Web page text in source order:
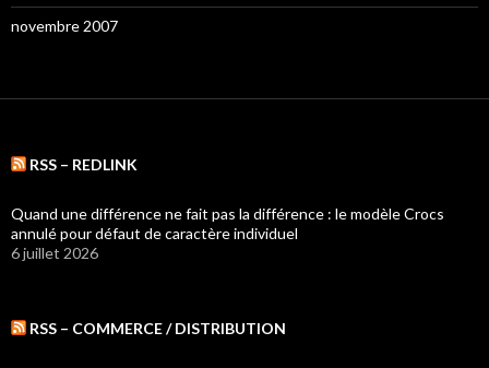
novembre 2007
RSS – REDLINK
Quand une différence ne fait pas la différence : le modèle Crocs
annulé pour défaut de caractère individuel
6 juillet 2026
RSS – COMMERCE / DISTRIBUTION